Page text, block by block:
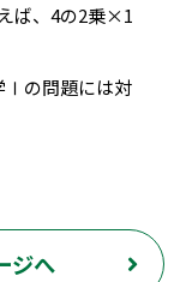
ば、4の2乗×1
Ⅰの問題には対
ジへ